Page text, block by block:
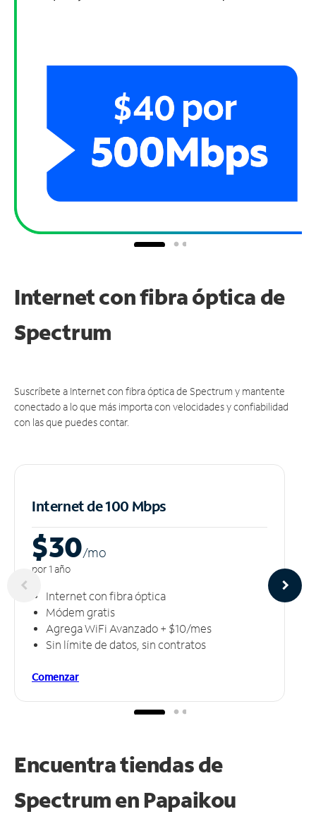
Internet con fibra óptica de
Spectrum
Suscríbete a Internet con fibra óptica de Spectrum y mantente
conectado a lo que más importa con velocidades y confiabilidad
con las que puedes contar.
Internet de 100 Mbps
$30/mo
por 1 año
Internet con fibra óptica
Módem gratis
Agrega WiFi Avanzado + $10/mes
Sin límite de datos, sin contratos
Comenzar
Encuentra tiendas de
Spectrum en Papaikou